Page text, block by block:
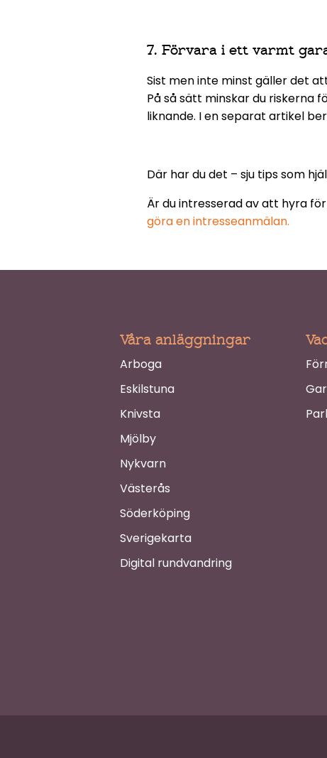
7. Förvara i ett varmt
Sist men inte minst gäller det
På så sätt minskar du riskerna
liknande. I en separat artikel
Där har du det – sju tips som
Är du intresserad av att hyra
göra en intresseanmälan.
Våra anläggningar
Arboga
Eskilstuna
Knivsta
Mjölby
Nykvarn
Västerås
Söderköping
Sverigekarta
Digital rundvandring